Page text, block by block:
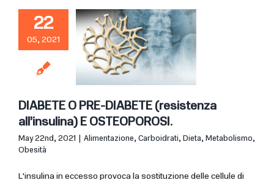
22
05, 2021
DIABETE O PRE-DIABETE (resistenza
all’insulina) E OSTEOPOROSI.
May 22nd, 2021 | Alimentazione, Carboidrati, Dieta, Metabolismo,
Obesità
L'insulina in eccesso provoca la sostituzione delle cellule di